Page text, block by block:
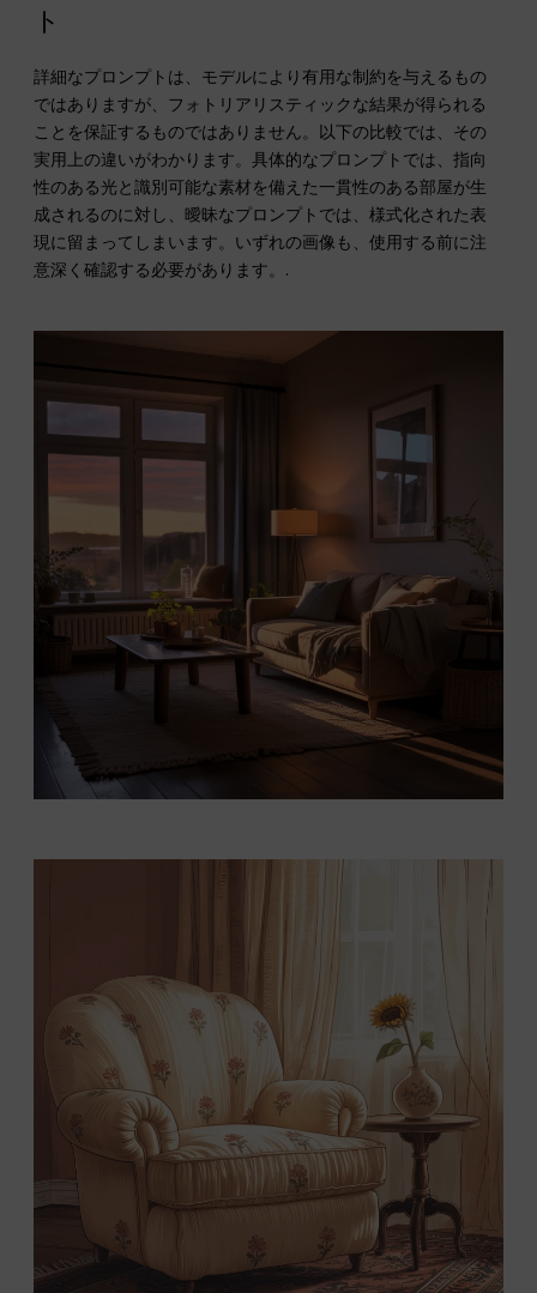
ト
詳細なプロンプトは、モデルにより有用な制約を与えるもの
ではありますが、フォトリアリスティックな結果が得られる
ことを保証するものではありません。以下の比較では、その
実用上の違いがわかります。具体的なプロンプトでは、指向
性のある光と識別可能な素材を備えた一貫性のある部屋が生
成されるのに対し、曖昧なプロンプトでは、様式化された表
現に留まってしまいます。いずれの画像も、使用する前に注
意深く確認する必要があります。.